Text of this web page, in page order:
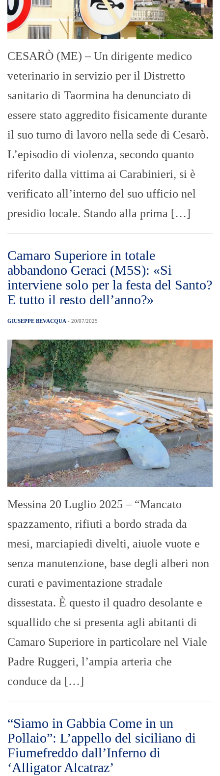
CESARÒ (ME) – Un dirigente medico
veterinario in servizio per il Distretto
sanitario di Taormina ha denunciato di
essere stato aggredito fisicamente durante
il suo turno di lavoro nella sede di Cesarò.
L’episodio di violenza, secondo quanto
riferito dalla vittima ai Carabinieri, si è
verificato all’interno del suo ufficio nel
presidio locale. Stando alla prima […]
Camaro Superiore in totale
abbandono Geraci (M5S): «Si
interviene solo per la festa del Santo?
E tutto il resto dell’anno?»
GIUSEPPE BEVACQUA - 20/07/2025
Messina 20 Luglio 2025 – “Mancato
spazzamento, rifiuti a bordo strada da
mesi, marciapiedi divelti, aiuole vuote e
senza manutenzione, base degli alberi non
curati e pavimentazione stradale
dissestata. È questo il quadro desolante e
squallido che si presenta agli abitanti di
Camaro Superiore in particolare nel Viale
Padre Ruggeri, l’ampia arteria che
conduce da […]
“Siamo in Gabbia Come in un
Pollaio”: L’appello del siciliano di
Fiumefreddo dall’Inferno di
‘Alligator Alcatraz’